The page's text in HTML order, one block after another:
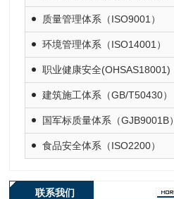
质量管理体系（ISO9001）
环境管理体系（ISO14001）
职业健康安全(OHSAS18001)
建筑施工体系（GB/T50430）
国军标质量体系（GJB9001B）
食品安全体系（ISO2200）
联系我们